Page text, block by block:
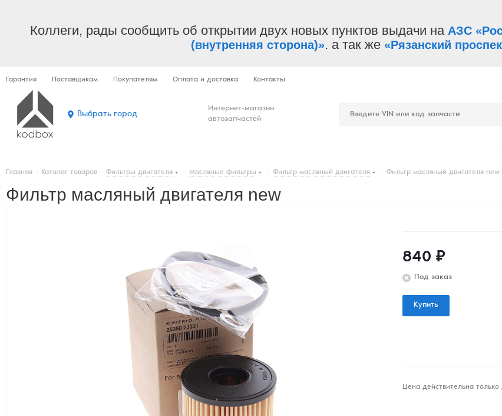
Коллеги, рады сообщить об открытии двух новых пунктов выдачи на АЗС
(внутренняя сторона)». а так же «Рязанский
Гарантия Поставщикам Покупателям Оплата и доставка Контакты
Выбрать город
Интернет-магазин
автозапчастей
Главная - Каталог товаров - Фильтры двигателя - Масляные фильтры - Фильтр масляный двигателя - Фильтр масляный двигателя new
Фильтр масляный двигателя new
840 ₽
Под заказ
Купить
Цена действительна